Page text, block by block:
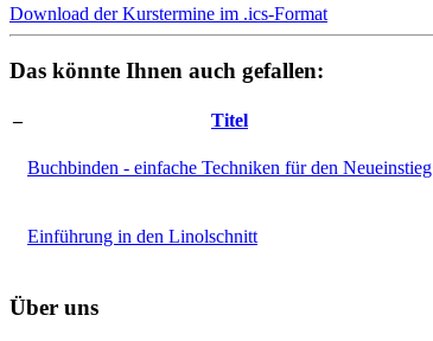
Download der Kurstermine im .ics-Format
Das könnte Ihnen auch gefallen:
– Titel
Buchbinden - einfache Techniken für den Neueinstieg
Einführung in den Linolschnitt
Über uns